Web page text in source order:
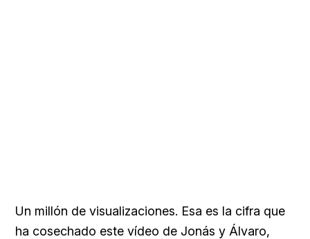
Un millón de visualizaciones. Esa es la cifra que
ha cosechado este vídeo de Jonás y Álvaro,